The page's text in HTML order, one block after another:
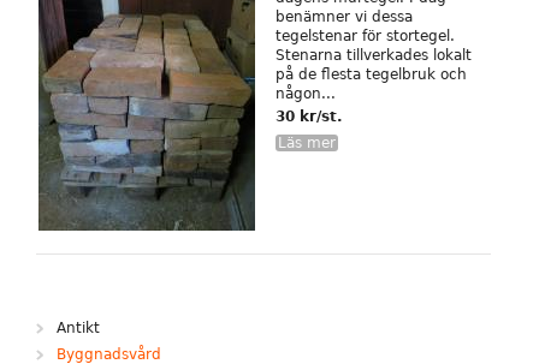
benämner vi dessa
tegelstenar för stortegel.
Stenarna tillverkades lokalt
på de flesta tegelbruk och
någon...
30 kr/st.
Läs mer
Antikt
Byggnadsvård